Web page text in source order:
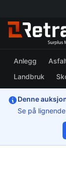
Anlegg
Landbruk
Denne
Se på